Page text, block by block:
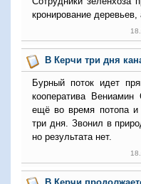
кронирование
В Керчи три дня
Бурный поток идет
кооператива Вениамин
ещё во время потопа и
три дня. Звонил в
но результата нет.